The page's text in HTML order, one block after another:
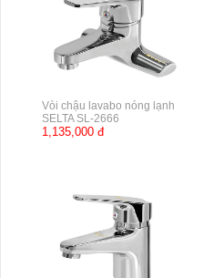
Vòi chậu lavabo nóng lạnh
SELTA SL-2666
1,135,000 đ